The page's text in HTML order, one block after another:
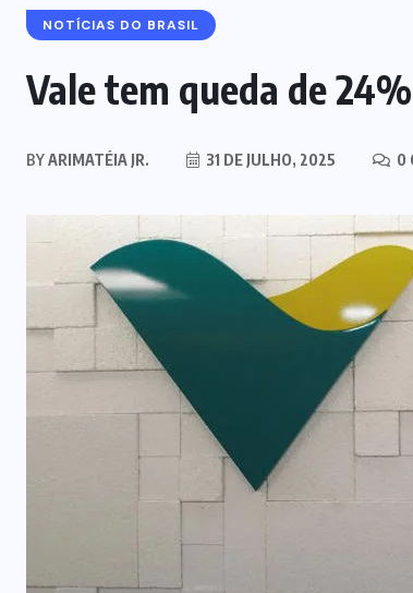
NOTÍCIAS DO BRASIL
Vale tem queda de
BYARIMATÉIA JR. 31 DE JULHO, 2025 0
POLÍCIA
Mulher joga drogas no vaso
sanitário; polícia apreende
prende mãe e filho